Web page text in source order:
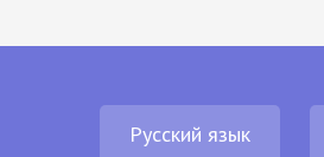
Русский язык